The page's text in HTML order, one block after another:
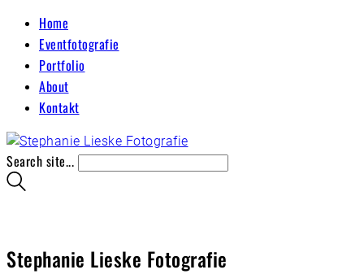
Home
Eventfotografie
Portfolio
About
Kontakt
Search site...
Stephanie Lieske Fotografie